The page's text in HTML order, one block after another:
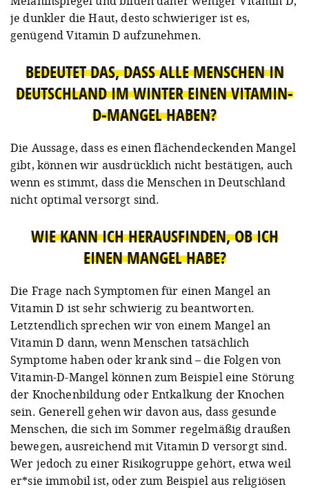
je dunkler die Haut, desto schwieriger ist es,
genügend Vitamin D aufzunehmen.
BEDEUTET DAS, DASS ALLE MENSCHEN IN
DEUTSCHLAND IM WINTER EINEN VITAMIN-
D-MANGEL HABEN?
Die Aussage, dass es einen flächendeckenden Mangel
gibt, können wir ausdrücklich nicht bestätigen, auch
wenn es stimmt, dass die Menschen in Deutschland
nicht optimal versorgt sind.
WIE KANN ICH HERAUSFINDEN, OB ICH
EINEN MANGEL HABE?
Die Frage nach Symptomen für einen Mangel an
Vitamin D ist sehr schwierig zu beantworten.
Letztendlich sprechen wir von einem Mangel an
Vitamin D dann, wenn Menschen tatsächlich
Symptome haben oder krank sind – die Folgen von
Vitamin-D-Mangel können zum Beispiel eine Störung
der Knochenbildung oder Entkalkung der Knochen
sein. Generell gehen wir davon aus, dass gesunde
Menschen, die sich im Sommer regelmäßig draußen
bewegen, ausreichend mit Vitamin D versorgt sind.
Wer jedoch zu einer Risikogruppe gehört, etwa weil
er*sie immobil ist, oder zum Beispiel aus religiösen